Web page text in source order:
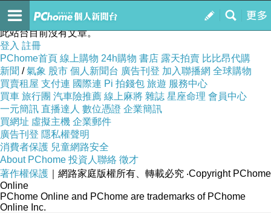
我的
訂閱
eyny236
此站台目前沒有文章。
登入 註冊
PChome首頁 線上購物 24h購物 書店 露天拍賣 比比昂代購
新聞 /氣象 股市 個人新聞台 廣告刊登 加入聯播網 全球購物
買賣租屋 支付連 國際連 Pi 拍錢包 旅遊 服務中心
買車 旅行團 汽車險推薦 線上麻將 雜誌 星座命理 會員中心
一元簡訊 直播達人 數位憑證 企業簡訊
買網址 虛擬主機 企業郵件
廣告刊登 隱私權聲明
消費者保護 兒童網路安全
About PChome 投資人聯絡 徵才
著作權保護 ｜網路家庭版權所有、轉載必究 ‧Copyright PChome
Online
PChome Online and PChome are trademarks of PChome
Online Inc.